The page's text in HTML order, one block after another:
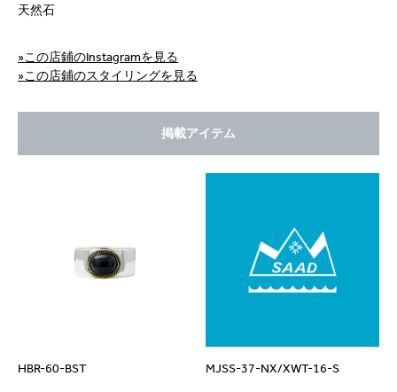
天然石
»この店鋪のInstagramを見る
»この店鋪のスタイリングを見る
掲載アイテム
HBR-60-BST MJSS-37-NX/XWT-16-S